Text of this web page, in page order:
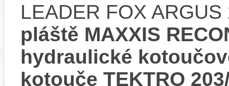
LEADER FOX
pláště MAXXIS
hydraulické
kotouče TEKTRO